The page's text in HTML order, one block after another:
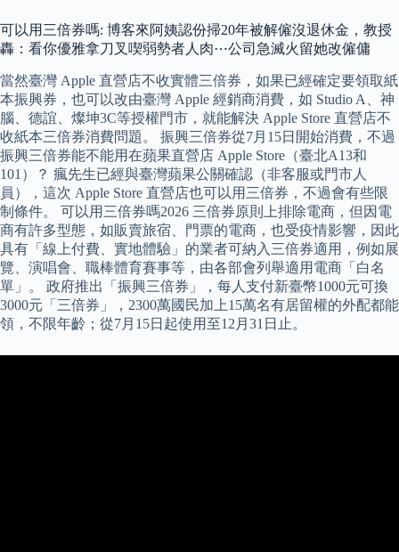
可以用三倍券嗎: 博客來阿姨認份掃20年被解僱沒退休金，教授
轟：看你優雅拿刀叉喫弱勢者人肉⋯公司急滅火留她改僱傭
當然臺灣 Apple 直營店不收實體三倍券，如果已經確定要領取紙
本振興券，也可以改由臺灣 Apple 經銷商消費，如 Studio A、神
腦、德誼、燦坤3C等授權門市，就能解決 Apple Store 直營店不
收紙本三倍券消費問題。 振興三倍券從7月15日開始消費，不過
振興三倍券能不能用在蘋果直營店 Apple Store（臺北A13和
101）？ 瘋先生已經與臺灣蘋果公關確認（非客服或門市人
員），這次 Apple Store 直營店也可以用三倍券，不過會有些限
制條件。 可以用三倍券嗎2026 三倍券原則上排除電商，但因電
商有許多型態，如販賣旅宿、門票的電商，也受疫情影響，因此
具有「線上付費、實地體驗」的業者可納入三倍券適用，例如展
覽、演唱會、職棒體育賽事等，由各部會列舉適用電商「白名
單」。 政府推出「振興三倍券」，每人支付新臺幣1000元可換
3000元「三倍券」，2300萬國民加上15萬名有居留權的外配都能
領，不限年齡；從7月15日起使用至12月31日止。